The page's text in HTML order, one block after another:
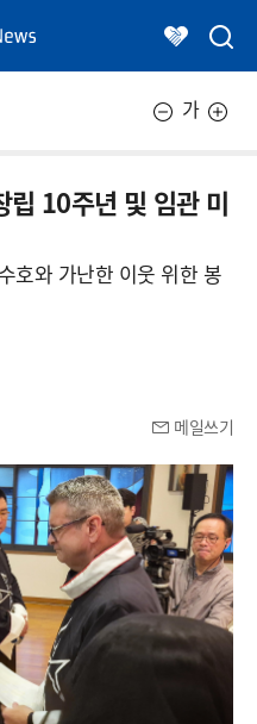
가
립 10주년 및 임관 미
호와 가난한 이웃 위한 봉
메일쓰기